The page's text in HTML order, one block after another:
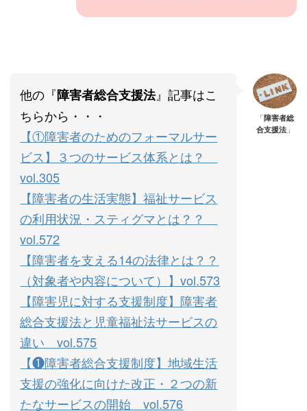
「障害者総
合支援法」
他の『障害者総合支援法』記事はこ
ちらから・・・
【①障害者のためのフォーマルサー
ビス】３つのサービス体系とは？
vol.305
【障害者の生活実態】福祉サービス
の利用状況・スティグマとは？？
vol.572
【障害者を支える14の法律とは？？
（対象者や内容について）】vol.573
【障害児に対する支援制度】障害者
総合支援法と児童福祉法サービスの
違い vol.575
【❶障害者総合支援制度】地域生活
支援の強化に向けた改正・２つの新
たなサービスの開始 vol.576